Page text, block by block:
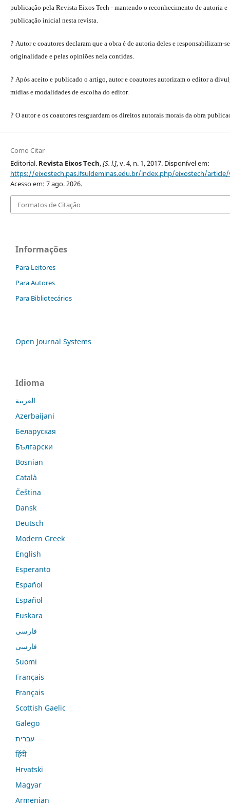
publicação pela Revista Eixos Tech - mantendo o reconhecimento de autoria e
publicação inicial nesta revista.
? Autor e coautores declaram que a obra é de autoria deles e responsabilizam-
originalidade e pelas opiniões nela contidas.
? Após aceito e publicado o artigo, autor e coautores autorizam o editor a
mídias e modalidades de escolha do editor.
? O autor e os coautores resguardam os direitos autorais morais da obra
Como Citar
Editorial. Revista Eixos Tech,[S. l.], v. 4, n. 1, 2017. Disponível em:
https://eixostech.pas.ifsuldeminas.edu.br/index.php/eixostech/
Acesso em: 7 ago. 2026.
Formatos de Citação
Informações
Para Leitores
Para Autores
Para Bibliotecários
Open Journal Systems
Idioma
العربية
Azerbaijani
Беларуская
Български
Bosnian
Català
Čeština
Dansk
Deutsch
Modern Greek
English
Esperanto
Español
Español
Euskara
فارسی
فارسی
Suomi
Français
Français
Scottish Gaelic
Galego
עברית
हिंदी
Hrvatski
Magyar
Armenian